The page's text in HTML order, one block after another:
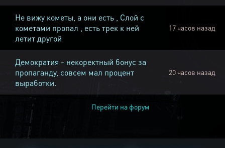
Не вижу кометы, а они есть , Слой с
кометами пропал , есть трек к ней
летит другой
17 часов назад
Демократия - некоректный бонус за
пропаганду, совсем мал процент
выработки.
20 часов назад
Перейти на форум